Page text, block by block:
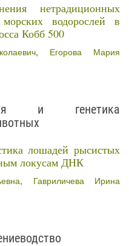
нетрадиционных
водорослей в
Кобб 500
, Егорова Мария
и генетика
лошадей рысистых
локусам ДНК
, Гавриличева Ирина